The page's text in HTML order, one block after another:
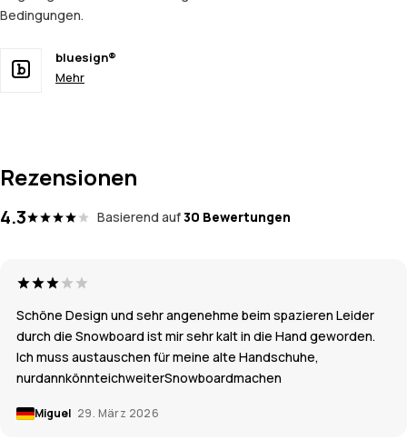
Bedingungen.
bluesign®
Mehr
Rezensionen
4.3 Basierend auf30 Bewertungen
Schöne Design und sehr angenehme beim spazieren Leider
durch die Snowboard ist mir sehr kalt in die Hand geworden.
Ich muss austauschen für meine alte Handschuhe,
nurdannkönnteichweiterSnowboardmachen
Miguel 29. März 2026